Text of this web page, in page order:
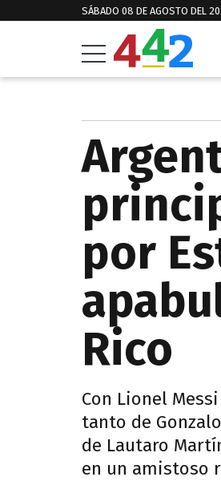
SÁBADO 08 DE AGOSTO DEL
por
Rico
Con Lionel
tanto de
de Lautaro
en un amistoso